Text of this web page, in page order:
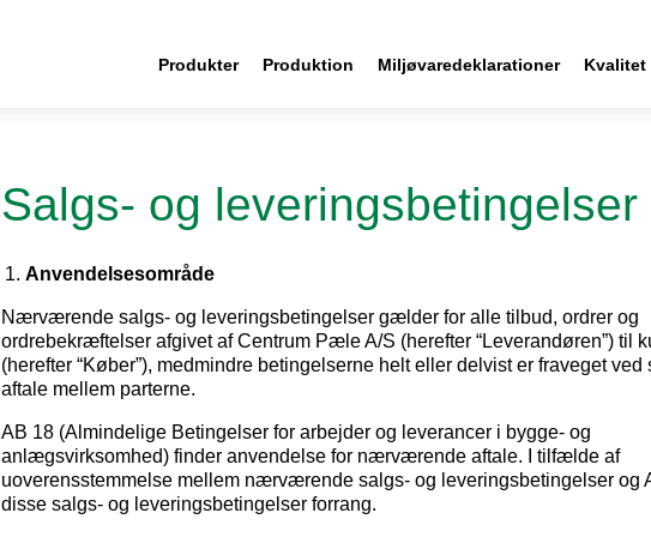
Produkter Produktion Miljøvaredeklarationer Kvalitet
Salgs- og leveringsbetingelser​
Anvendelsesområde
Nærværende salgs- og leveringsbetingelser gælder for alle tilbud, ordrer og
ordrebekræftelser afgivet af Centrum Pæle A/S (herefter “Leverandøren”) til
(herefter “Køber”), medmindre betingelserne helt eller delvist er fraveget ved
aftale mellem parterne.
AB 18 (Almindelige Betingelser for arbejder og leverancer i bygge- og
anlægsvirksomhed) finder anvendelse for nærværende aftale. I tilfælde af
uoverensstemmelse mellem nærværende salgs- og leveringsbetingelser og
disse salgs- og leveringsbetingelser forrang.